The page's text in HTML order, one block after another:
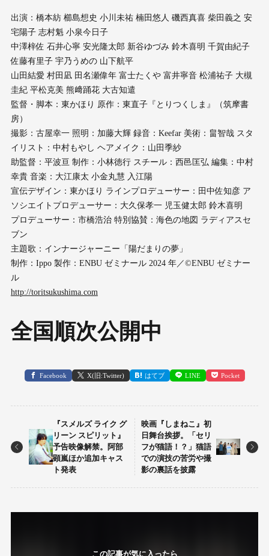
出演：橋本紡 櫛島想史 小川未祐 楠田悠人 磯西真喜 柴田義之 安
宅陽子 志村魁 小泉今日子
中澤梓佐 石井心寧 安光隆太郎 新谷ゆづみ 鈴木喜明 千賀由紀子
佐藤有里子 宇乃うめの 山下航平
山田結愛 村田凪 田名瀬偉年 富士たくや 富井寧音 松浦祐子 大槻
圭紀 平松克美 熊﨑踊花 大古知遣
監督・脚本：東かほり 原作：東直子『とりつくしま』（筑摩書
房）
撮影：古屋幸一 照明：加藤大輝 録音：Keefar 美術：畠智哉 スタ
イリスト：中村もやし ヘアメイク：山田季紗
助監督：平波亘 制作：小林徳行 スチール：西邑匡弘 編集：中村
幸貴 音楽：大江康太 小金丸慧 入江陽
宣伝デザイン：東かほり ラインプロデューサー：田中佐知彦 ア
ソシエイトプロデューサー：大久保孝一 児玉健太郎 鈴木喜明
プロデューサー：市橋浩治 特別協賛：海色の地図 ラディアスセ
ブン
主題歌：インナージャーニー「陽だまりの夢」
制作：Ippo 製作：ENBU ゼミナール 2024 年／©ENBU ゼミナー
ル
http://toritsukushima.com
全国順次公開中
Facebook X(旧:Twitter) はてブ LINE Pocket
『スメルズ ライク グ
リーン スピリット』
予告映像解禁。阿部
顕嵐ほか追加キャス
ト発表
映画『しまねこ』初
日舞台挨拶。「セリ
フが猫語！？」猫語
での演技の苦労や撮
影の裏話を披露
この記事が気に入ったら